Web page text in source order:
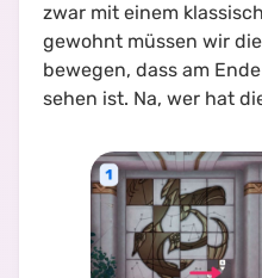
zwar mit einem
gewohnt müssen wir
bewegen, dass am
sehen ist. Na, wer hat